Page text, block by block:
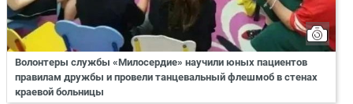
Волонтеры службы «Милосердие» научили юных пациентов
правилам дружбы и провели танцевальный флешмоб в стенах
краевой больницы